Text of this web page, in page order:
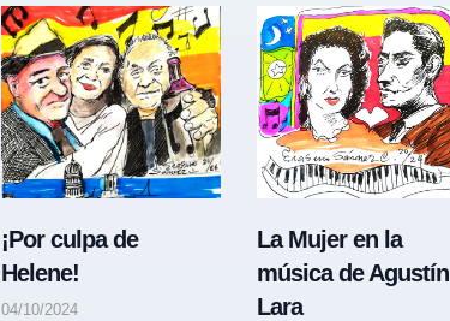
¡Por culpa de
Helene!
04/10/2024
La Mujer en la
música de Agustín
Lara